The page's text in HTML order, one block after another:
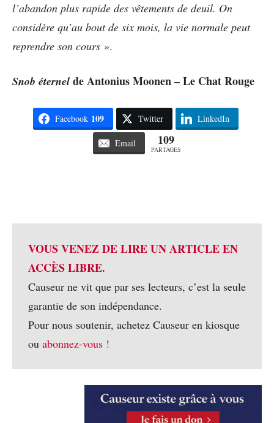
l’abandon plus rapide des vêtements de deuil. On
considère qu’au bout de six mois, la vie normale peut
reprendre son cours ».
Snob éternel de Antonius Moonen – Le Chat Rouge
Facebook 109 Twitter LinkedIn
Email 109
PARTAGES
VOUS VENEZ DE LIRE UN ARTICLE EN
ACCÈS LIBRE.
Causeur ne vit que par ses lecteurs, c’est la seule
garantie de son indépendance.
Pour nous soutenir, achetez Causeur en kiosque
ou abonnez-vous !